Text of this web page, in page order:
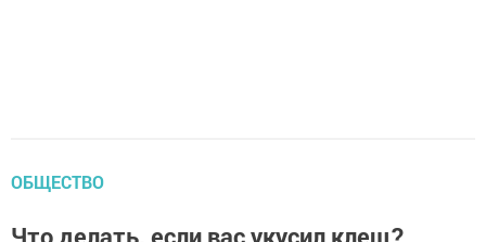
ОБЩЕСТВО